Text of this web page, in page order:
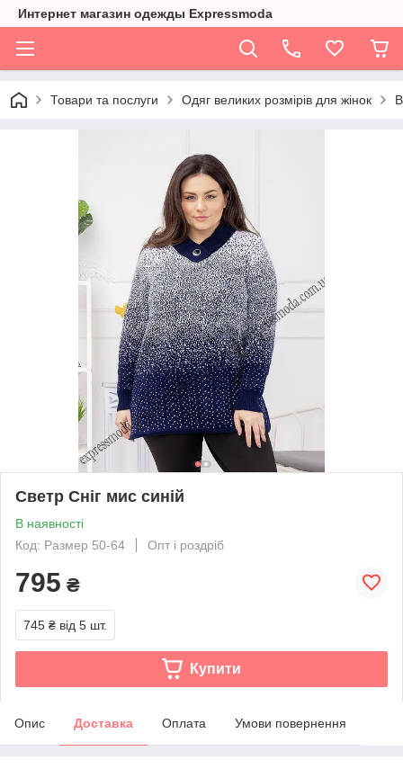
Интернет магазин одежды Expressmoda
Товари та послуги Одяг великих розмірів для жінок
Светр Сніг мис синій
В наявності
Код: Размер 50-64
Опт і роздріб
795 ₴
745 ₴ від 5 шт.
Купити
Опис Доставка Оплата Умови повернення